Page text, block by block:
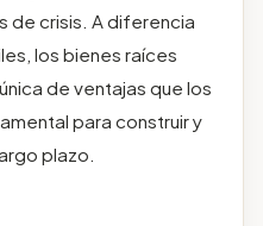
de crisis. A diferencia
los bienes raíces
de ventajas que los
para construir y
plazo.